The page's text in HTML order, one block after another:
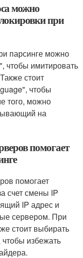
можно
при
парсинге можно
чтобы имитировать
стоит
чтобы
того, можно
на
помогает
помогает
счет смены IP
IP адрес и
сервером. При
стоит выбирать
избежать